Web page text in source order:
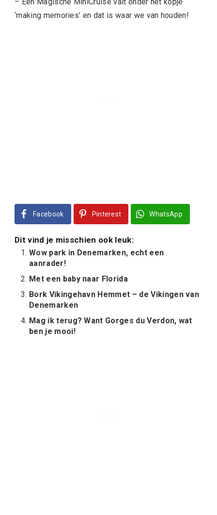
‘making memories’ en dat is waar we van houden!
Facebook Pinterest WhatsApp
Dit vind je misschien ook leuk:
Wow park in Denemarken, echt een
aanrader!
Met een baby naar Florida
Bork Vikingehavn Hemmet – de Vikingen van
Denemarken
Mag ik terug? Want Gorges du Verdon, wat
ben je mooi!